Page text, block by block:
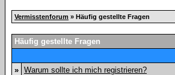
Vermisstenforum » Häufig gestellte Fragen
Häufig gestellte Fragen
» Warum sollte ich mich registrieren?